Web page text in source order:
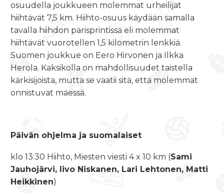
osuudella joukkueen molemmat urheilijat
hiihtävät 7,5 km. Hiihto-osuus käydään samalla
tavalla hiihdon parisprintissä eli molemmat
hiihtävät vuorotellen 1,5 kilometrin lenkkiä.
Suomen joukkue on Eero Hirvonen ja Ilkka
Herola. Kaksikolla on mahdollisuudet taistella
kärkisijoista, mutta se vaatii sitä, että molemmat
onnistuvat mäessä.
Päivän ohjelma ja suomalaiset
klo 13:30 Hiihto, Miesten viesti 4 x 10 km (Sami
Jauhojärvi, Iivo Niskanen, Lari Lehtonen, Matti
Heikkinen)